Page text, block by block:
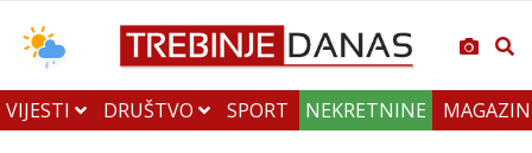
VIJESTI DRUŠTVO SPORT NEKRETNINE